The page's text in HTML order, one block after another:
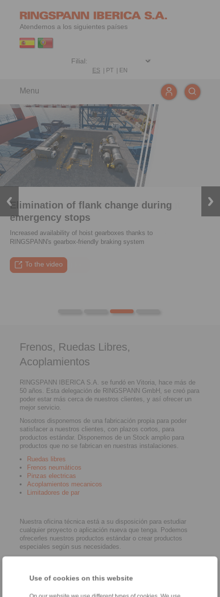
Use of cookies on this website
Atendemos a los siguientes países
ES PT| EN
Menu
To the press article
Elimination of flank change during
emergency stops
Increased availability of hoist gearboxes thanks to
RINGSPANN's gearbox-friendly braking system
To the video
Innovative coupling tool for efficient
product selection
Enter performance data, calculate suitable couplings, and
compare them directly
To the coupling tool
To the press article
Frenos, Ruedas Libres,
Acoplamientos
RINGSPANN IBERICA S.A. se fundó en Vitoria, hace más de
50 años. Esta delegación de RINGSPANN GmbH, se creó para
poder estar más cerca de nuestros clientes, y así ofrecer un
mejor servicio.
Nosotros disponemos de una fabricación propia para poder
satisfacer a nuestros clientes, con plazos cortos, para
productos estándar. Disponemos de un Stock amplio para
productos que no se fabrican en nuestras instalaciones.
Ruedas libres
Frenos neumáticos
Pinzas electricas
Acoplamientos mecanicos
Limitadores de par
Nuestra oficina técnica está a su disposición para estudiar
cualquier proyecto o aplicación nueva que tenga. Podemos
ofrecerles nuestros productos estándar o crear productos
especiales según sus necesidades.
cualquier consulta.